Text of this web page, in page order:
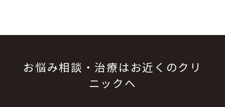
お悩み相談・治療はお近くのクリ
ニックへ